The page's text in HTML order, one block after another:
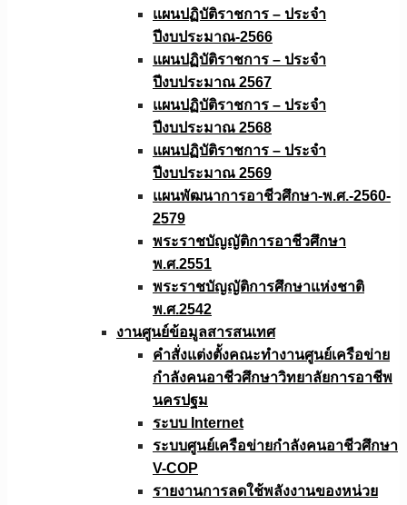
แผนปฏิบัติราชการ – ประจำ
ปีงบประมาณ-2566
แผนปฏิบัติราชการ – ประจำ
ปีงบประมาณ 2567
แผนปฏิบัติราชการ – ประจำ
ปีงบประมาณ 2568
แผนปฏิบัติราชการ – ประจำ
ปีงบประมาณ 2569
แผนพัฒนาการอาชีวศึกษา-พ.ศ.-2560-
2579
พระราชบัญญัติการอาชีวศึกษา
พ.ศ.2551
พระราชบัญญัติการศึกษาแห่งชาติ
พ.ศ.2542
งานศูนย์ข้อมูลสารสนเทศ
คำสั่งแต่งตั้งคณะทำงานศูนย์เครือข่าย
กำลังคนอาชีวศึกษาวิทยาลัยการอาชีพ
นครปฐม
ระบบ Internet
ระบบศูนย์เครือข่ายกำลังคนอาชีวศึกษา
V-COP
รายงานการลดใช้พลังงานของหน่วย